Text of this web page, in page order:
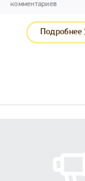
комментариев
Подробнее